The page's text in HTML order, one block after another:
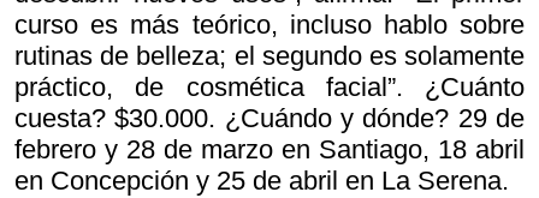
curso es más teórico, incluso hablo sobre
rutinas de belleza; el segundo es solamente
práctico, de cosmética facial”. ¿Cuánto
cuesta? $30.000. ¿Cuándo y dónde? 29 de
febrero y 28 de marzo en Santiago, 18 abril
en Concepción y 25 de abril en La Serena.